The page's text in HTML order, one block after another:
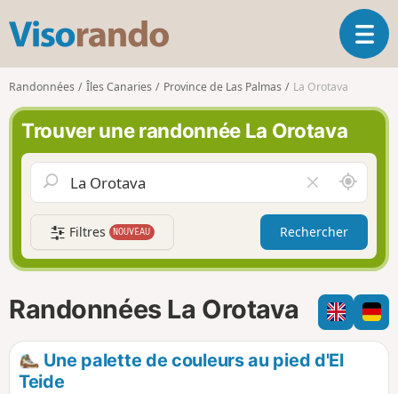
s
o
r
n
d
O
u
l
a
i
g
t
i
o
Randonnées Îles Canaries Province de Las Palmas La Orotava
Trouver une randonnée La Orotava
i
d
e
r
l
e
h
a
m
A
u
t
u
r
d
e
m
Filtres NOUVEAU Rechercher
Randonnées La Orotava
Une palette de couleurs au pied d'El
Teide